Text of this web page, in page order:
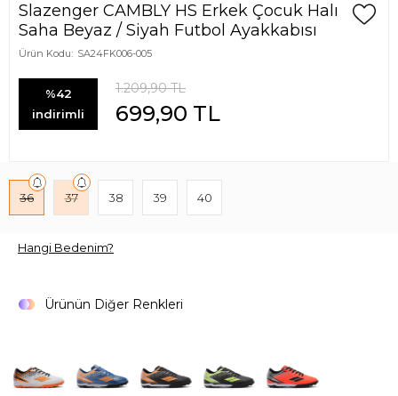
Slazenger CAMBLY HS Erkek Çocuk Halı
Saha Beyaz / Siyah Futbol Ayakkabısı
Ürün Kodu: SA24FK006-005
%42
indirimli
1.209,90TL
699,90 TL
36 37 38 39 40
Hangi Bedenim?
Ürünün Diğer Renkleri